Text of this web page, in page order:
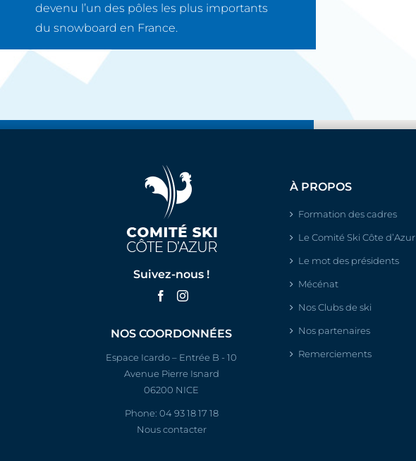
devenu l’un des pôles les plus importants
du snowboard en France.
Suivez-nous !
NOS COORDONNÉES
Espace Icardo – Entrée B - 10
Avenue Pierre Isnard
06200 NICE
Phone: 04 93 18 17 18
Nous contacter
À PROPOS
Formation des cadres
Le Comité Ski Côte d’Azur
Le mot des présidents
Mécénat
Nos Clubs de ski
Nos partenaires
Remerciements